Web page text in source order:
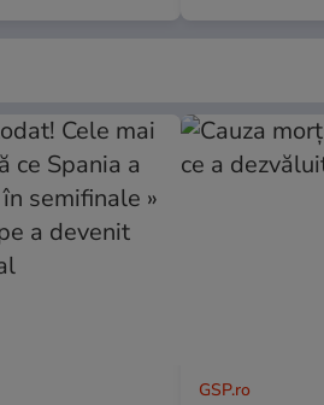
GSP.ro